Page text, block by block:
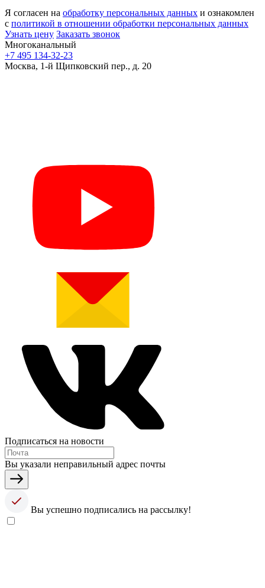
Я согласен на обработку персональных данных и ознакомлен
с политикой в отношении обработки персональных данных
Узнать цену Заказать звонок
Многоканальный
+7 495 134-32-23
Москва, 1-й Щипковский пер., д. 20
Подписаться на новости
Вы указали неправильный адрес почты
Вы успешно подписались на рассылку!